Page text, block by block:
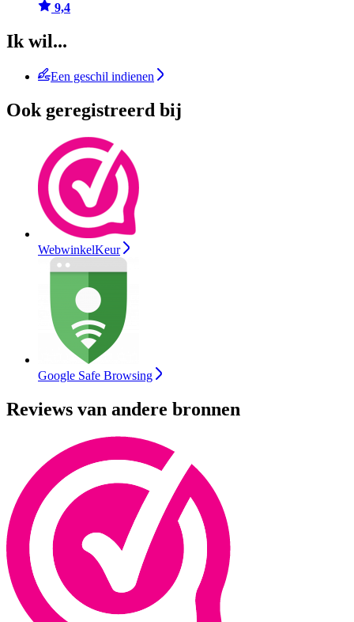
9,4
Ik wil...
Een geschil indienen
Ook geregistreerd bij
WebwinkelKeur
Google Safe Browsing
Reviews van andere bronnen